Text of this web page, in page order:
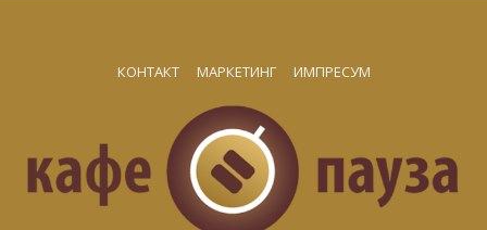
КОНТАКТ МАРКЕТИНГ ИМПРЕСУМ